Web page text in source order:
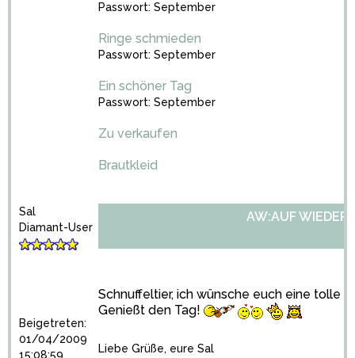
Passwort: September
Ringe schmieden
Passwort: September
Ein schöner Tag
Passwort: September
Zu verkaufen
Brautkleid
Sal
Diamant-User
Beigetreten:
01/04/2009
15:08:59
AW:AUF
Schnuffeltier, ich wünsche euch eine tolle
Genießt den Tag!
Liebe Grüße, eure Sal